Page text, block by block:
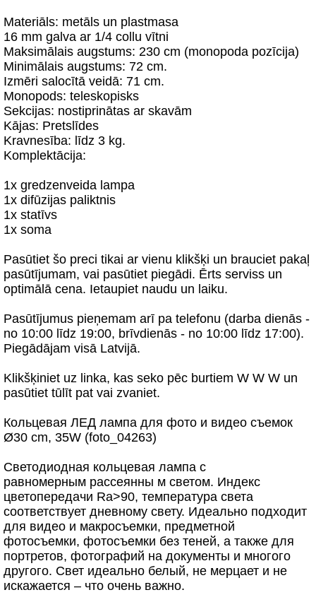
Materiāls: metāls un plastmasa
16 mm galva ar 1/4 collu vītni
Maksimālais augstums: 230 cm (monopoda pozīcija)
Minimālais augstums: 72 cm.
Izmēri salocītā veidā: 71 cm.
Monopods: teleskopisks
Sekcijas: nostiprinātas ar skavām
Kājas: Pretslīdes
Kravnesība: līdz 3 kg.
Komplektācija:
1x gredzenveida lampa
1x difūzijas paliktnis
1x statīvs
1x soma
Pasūtiet šo preci tikai ar vienu klikšķi un brauciet pakaļ
pasūtījumam, vai pasūtiet piegādi. Ērts serviss un
optimālā cena. Ietaupiet naudu un laiku.
Pasūtījumus pieņemam arī pa telefonu (darba dienās -
no 10:00 līdz 19:00, brīvdienās - no 10:00 līdz 17:00).
Piegādājam visā Latvijā.
Klikšķiniet uz linka, kas seko pēc burtiem W W W un
pasūtiet tūlīt pat vai zvaniet.
Кольцевая ЛЕД лампа для фото и видео съемок
Ø30 cm, 35W (foto_04263)
Светодиодная кольцевая лампа с
равномерным рассеянны м светом. Индекс
цветопередачи Ra>90, температура света
соответствует дневному свету. Идеально подходит
для видео и макросъемки, предметной
фотосъемки, фотосъемки без теней, а также для
портретов, фотографий на документы и многого
другого. Свет идеально белый, не мерцает и не
искажается – что очень важно.